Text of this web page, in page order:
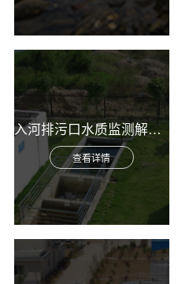
入河排污口水质监测解决方案
查看详情